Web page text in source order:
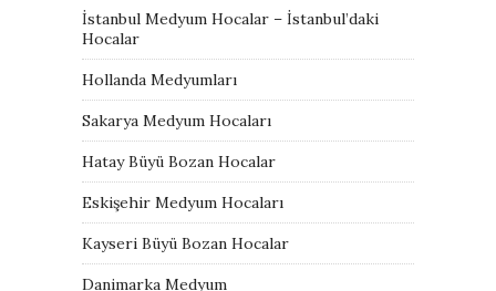
İstanbul Medyum Hocalar – İstanbul’daki
Hocalar
Hollanda Medyumları
Sakarya Medyum Hocaları
Hatay Büyü Bozan Hocalar
Eskişehir Medyum Hocaları
Kayseri Büyü Bozan Hocalar
Danimarka Medyum